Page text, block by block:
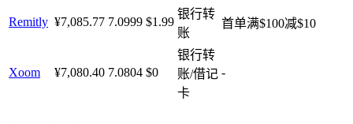
Remitly ¥7,085.77 7.0999 $1.99
银行转
账
首单满$100减$10
Xoom ¥7,080.40 7.0804 $0
银行转
账/借记
卡
-